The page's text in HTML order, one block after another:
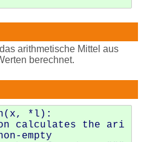
arithmetische Mittel aus
berechnet.
*l):
empty